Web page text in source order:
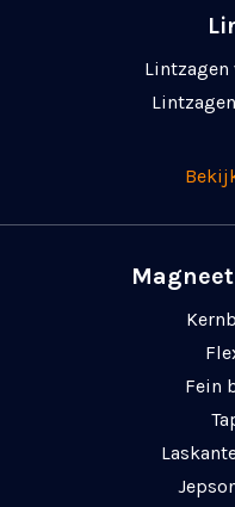
Lintzagen
Fein